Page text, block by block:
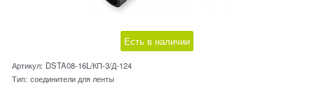
Есть в наличии
Артикул: DSTA08-16L/КП-3/Д-124
Тип: соединители для ленты